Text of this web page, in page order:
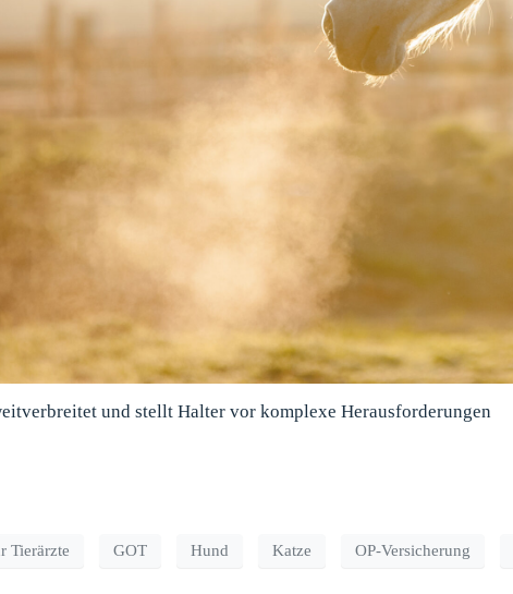
und stellt Halter vor komplexe Herausforderungen
Tierärzte GOT Hund Katze OP-Versicherung